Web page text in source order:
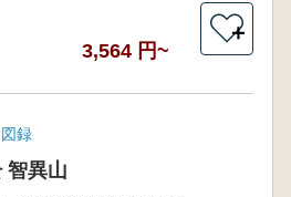
3,564 円~
＋
図録
智異山